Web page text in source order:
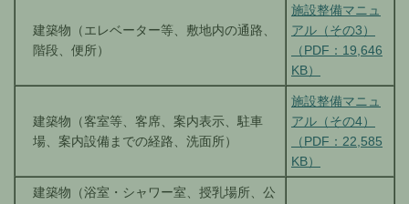
建築物（エレベーター等、敷地内の通路、
階段、便所）
施設整備マニュ
アル（その3）
（PDF：19,646
KB）
建築物（客室等、客席、案内表示、駐車
場、案内設備までの経路、洗面所）
施設整備マニュ
アル（その4）
（PDF：22,585
KB）
建築物（浴室・シャワー室、授乳場所、公